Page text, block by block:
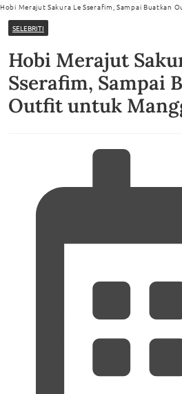
Hobi Merajut Sakura Le Sserafim, Sampai Buatkan
SELEBRITI
Hobi Merajut
Sserafim, Sampai
Outfit untuk